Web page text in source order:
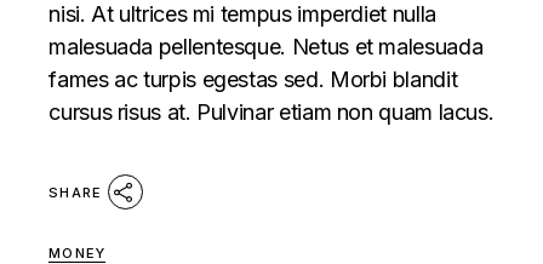
nisi. At ultrices mi tempus imperdiet nulla
malesuada pellentesque. Netus et malesuada
fames ac turpis egestas sed. Morbi blandit
cursus risus at. Pulvinar etiam non quam lacus.
SHARE
MONEY